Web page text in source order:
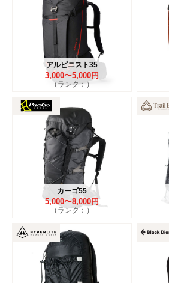
アルピニスト35
3,000〜5,000円
（ランク：）
カーゴ55
5,000〜8,000円
（ランク：）